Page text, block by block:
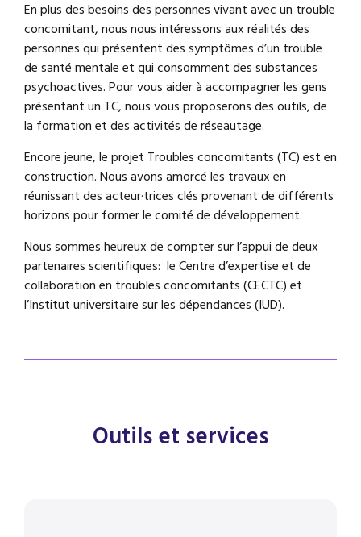
En plus des besoins des personnes vivant avec un trouble
concomitant, nous nous intéressons aux réalités des
personnes qui présentent des symptômes d’un trouble
de santé mentale et qui consomment des substances
psychoactives. Pour vous aider à accompagner les gens
présentant un TC, nous vous proposerons des outils, de
la formation et des activités de réseautage.
Encore jeune, le projet Troubles concomitants (TC) est en
construction. Nous avons amorcé les travaux en
réunissant des acteur·trices clés provenant de différents
horizons pour former le comité de développement.
Nous sommes heureux de compter sur l’appui de deux
partenaires scientifiques: le Centre d’expertise et de
collaboration en troubles concomitants (CECTC) et
l’Institut universitaire sur les dépendances (IUD).
Outils et services